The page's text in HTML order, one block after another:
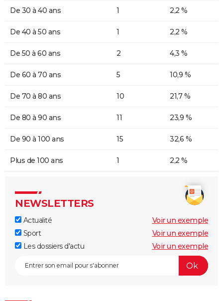
De 30 à 40 ans 1 2,2 %
De 40 à 50 ans 1 2,2 %
De 50 à 60 ans 2 4,3 %
De 60 à 70 ans 5 10,9 %
De 70 à 80 ans 10 21,7 %
De 80 à 90 ans 11 23,9 %
De 90 à 100 ans 15 32,6 %
Plus de 100 ans 1 2,2 %
NEWSLETTERS
Actualité
Voir un exemple
Sport
Voir un exemple
Les dossiers d'actu
Voir un exemple